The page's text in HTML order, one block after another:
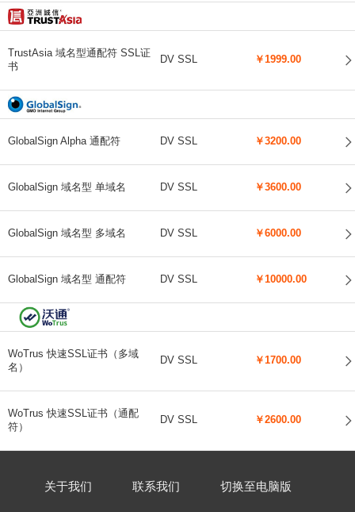
TrustAsia 域名型通配符 SSL证
书
DV SSL ￥1999.00
GlobalSign Alpha 通配符 DV SSL ￥3200.00
GlobalSign 域名型 单域名 DV SSL ￥3600.00
GlobalSign 域名型 多域名 DV SSL ￥6000.00
GlobalSign 域名型 通配符 DV SSL ￥10000.00
WoTrus 快速SSL证书（多域
名）
DV SSL ￥1700.00
WoTrus 快速SSL证书（通配
符）
DV SSL ￥2600.00
关于我们 联系我们 切换至电脑版